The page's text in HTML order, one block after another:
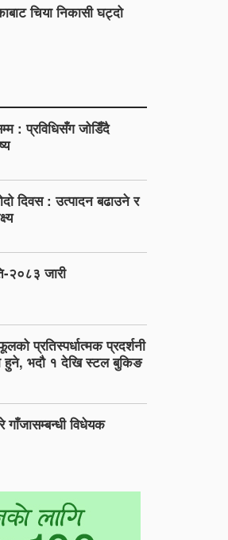
चिया निकासी घट्दो
: प्रविधिसँग जोडिँदै
दिवस : उत्पादन बढाउने र
२०८३ जारी
प्रतिस्पर्धात्मक प्रदर्शनी
हुने, भदौ १ देखि स्टल बुकिङ
विधेयक